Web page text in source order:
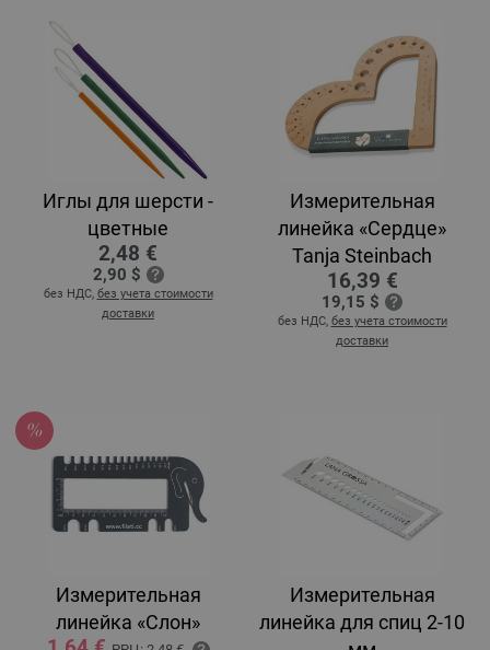
Иглы для шерсти -
цветные
2,48 €
2,90 $
без НДС, без учета стоимости
доставки
Измерительная
линейка «Сердце»
Tanja Steinbach
16,39 €
19,15 $
без НДС, без учета стоимости
доставки
Измерительная
линейка «Слон»
Измерительная
линейка для спиц 2-10